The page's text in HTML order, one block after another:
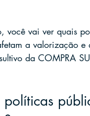
você vai ver quais
a valorização
da COMPRA
políticas